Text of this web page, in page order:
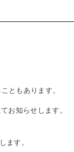
ともあります。
お知らせします。
ます。